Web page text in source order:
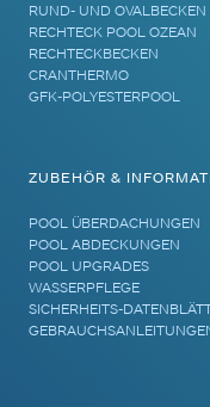
RUND- UND
RECHTECK POOL OZEAN
RECHTECKBECKEN
CRANTHERMO
GFK-POLYESTERPOOL
ZUBEHÖR &
POOL ÜBERDACHUNGEN
POOL ABDECKUNGEN
POOL UPGRADES
WASSERPFLEGE
SICHERHEITS-